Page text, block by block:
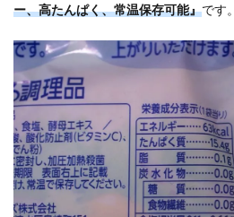
ー、高たんぱく、常温保存可能』です。